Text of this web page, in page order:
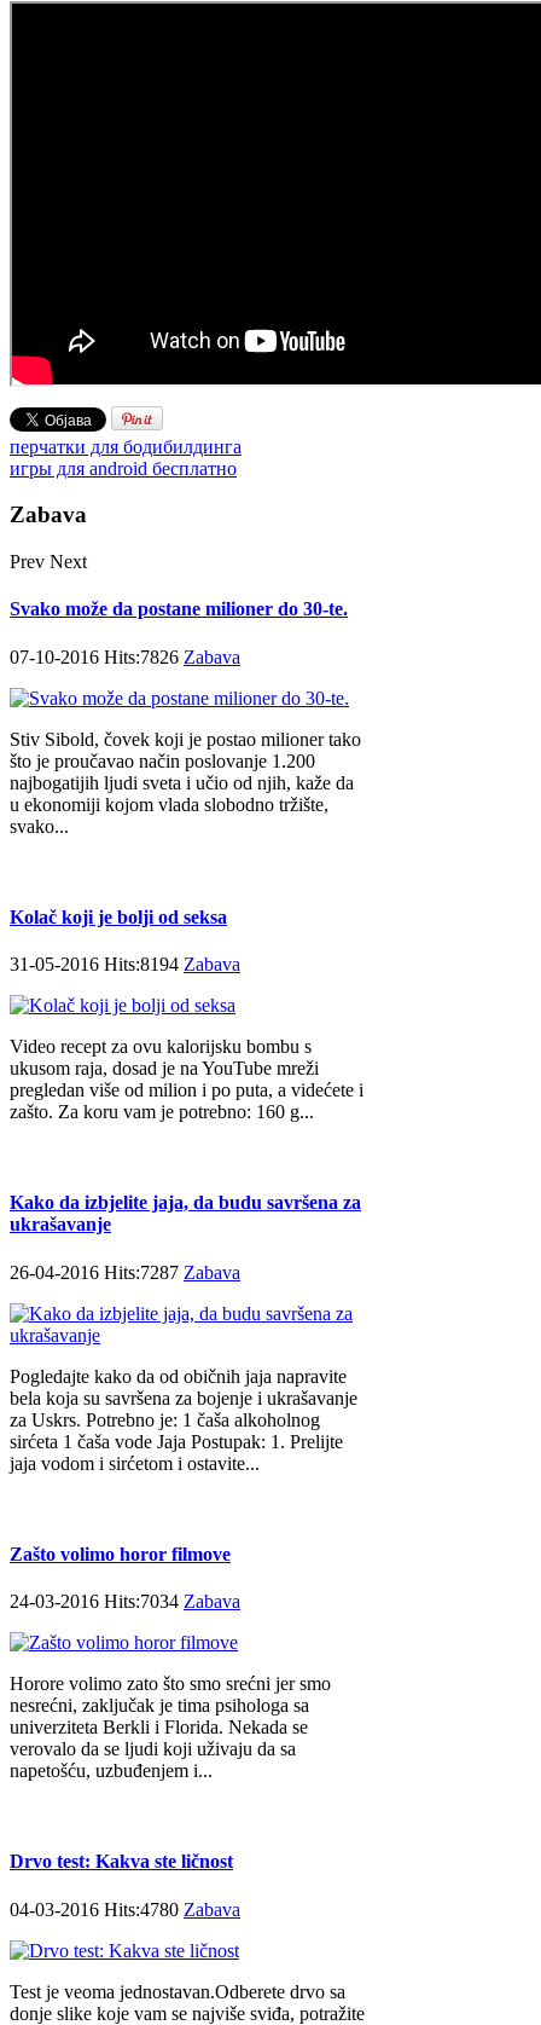
перчатки для бодибилдинга
игры для android бесплатно
Zabava
Prev Next
Svako može da postane milioner do 30-te.
07-10-2016 Hits:7826 Zabava
Stiv Sibold, čovek koji je postao milioner tako
što je proučavao način poslovanje 1.200
najbogatijih ljudi sveta i učio od njih, kaže da
u ekonomiji kojom vlada slobodno tržište,
svako...
Kolač koji je bolji od seksa
31-05-2016 Hits:8194 Zabava
Video recept za ovu kalorijsku bombu s
ukusom raja, dosad je na YouTube mreži
pregledan više od milion i po puta, a videćete i
zašto. Za koru vam je potrebno: 160 g...
Kako da izbjelite jaja, da budu savršena za
ukrašavanje
26-04-2016 Hits:7287 Zabava
Pogledajte kako da od običnih jaja napravite
bela koja su savršena za bojenje i ukrašavanje
za Uskrs. Potrebno je: 1 čaša alkoholnog
sirćeta 1 čaša vode Jaja Postupak: 1. Prelijte
jaja vodom i sirćetom i ostavite...
Zašto volimo horor filmove
24-03-2016 Hits:7034 Zabava
Horore volimo zato što smo srećni jer smo
nesrećni, zaključak je tima psihologa sa
univerziteta Berkli i Florida. Nekada se
verovalo da se ljudi koji uživaju da sa
napetošću, uzbuđenjem i...
Drvo test: Kakva ste ličnost
04-03-2016 Hits:4780 Zabava
Test je veoma jednostavan.Odberete drvo sa
donje slike koje vam se najviše sviđa, potražite